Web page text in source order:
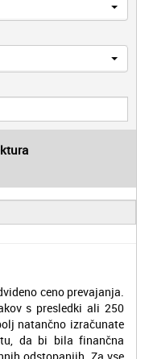
ceno prevajanja.
s presledki ali 250
natančno izračunate
da bi bila finančna
odstopanjih. Za vse